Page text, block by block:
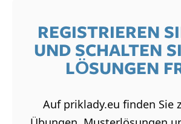
REGISTRIEREN
UND SCHALTEN
LÖSUNGEN
Auf priklady.eu finden Sie